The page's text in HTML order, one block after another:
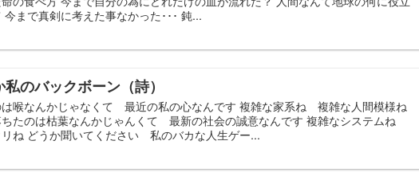
今まで真剣に考えた事なかった･･･ 鈍...
のバックボーン（詩）
は喉なんかじゃなくて 最近の私の心なんです 複雑な家系ね 複雑な人間模様ね
ちたのは枯葉なんかじゃんくて 最新の社会の誠意なんです 複雑なシステムね
ね どうか聞いてください 私のバカな人生ゲー...